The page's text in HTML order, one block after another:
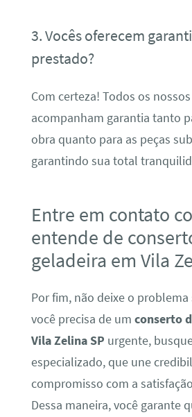
3. Vocês oferecem
prestado?
Com certeza! Todos os
acompanham garantia tanto
obra quanto para as peças
garantindo sua total
Entre em contato
entende de
geladeira em Vila
Por fim, não deixe o problema
você precisa de um conserto
Vila Zelina SP urgente,
especializado, que une
compromisso com a
Dessa maneira, você garante